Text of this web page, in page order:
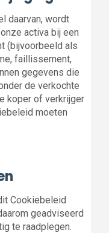
daarvan, wordt
activa bij een
(bijvoorbeeld als
faillissement,
gegevens die
de verkochte
koper of verkrijger
moeten
Cookiebeleid
geadviseerd
te raadplegen.